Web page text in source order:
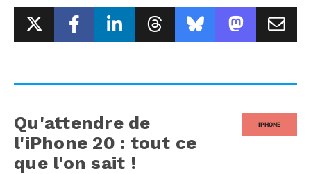
IPHONE
Qu'attendre de
l'iPhone 20 : tout ce
que l'on sait !